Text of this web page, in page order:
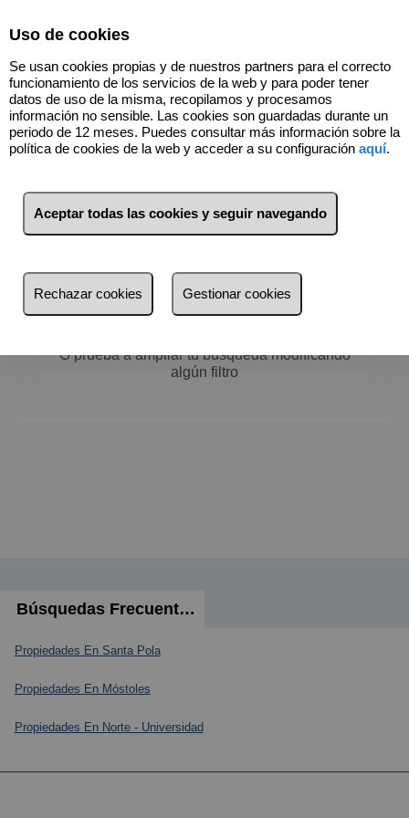
más reciente
más reciente
Menos reciente
No hay nada por aquí :)
O prueba a ampliar tu búsqueda modificando
algún filtro
Búsquedas Frecuentes
Propiedades En Santa Pola
Propiedades En Móstoles
Propiedades En Norte - Universidad
Uso de cookies
Se usan cookies propias y de nuestros partners para el correcto
funcionamiento de los servicios de la web y para poder tener
datos de uso de la misma, recopilamos y procesamos
información no sensible. Las cookies son guardadas durante un
periodo de 12 meses. Puedes consultar más información sobre la
política de cookies de la web y acceder a su configuración aquí.
Aceptar todas las cookies y seguir navegando
Rechazar cookies Gestionar cookies